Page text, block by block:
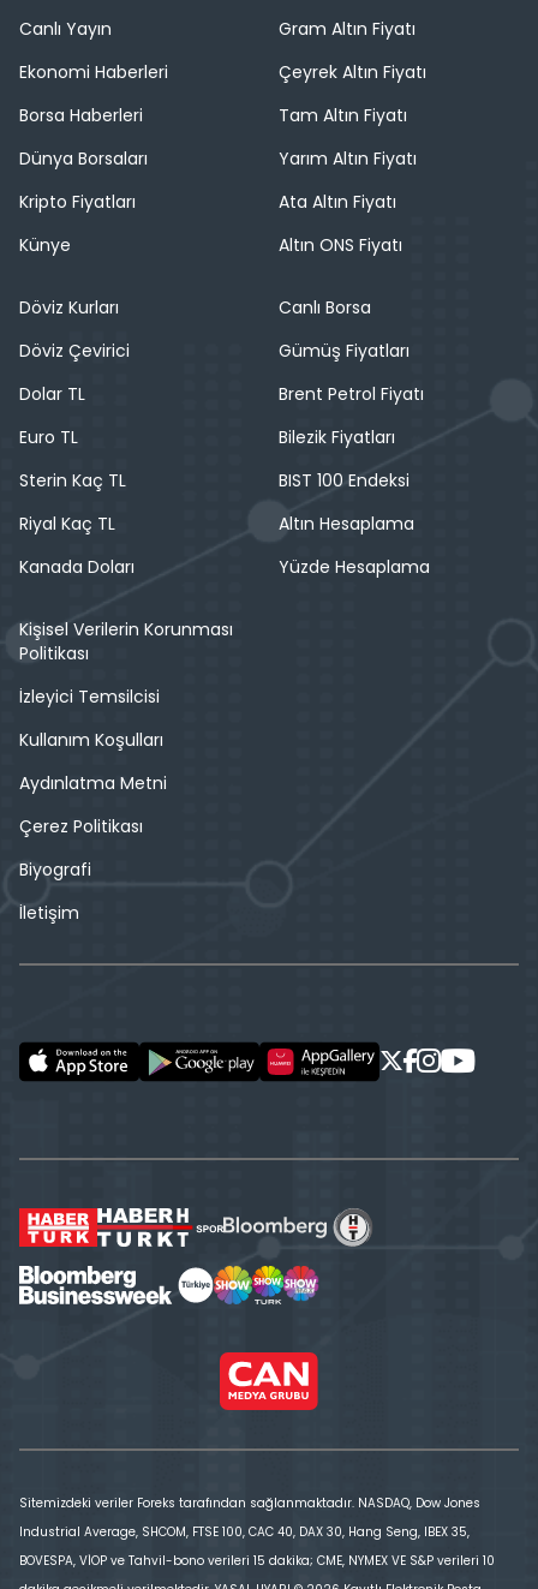
Canlı Yayın
Ekonomi Haberleri
Borsa Haberleri
Dünya Borsaları
Kripto Fiyatları
Künye
Gram Altın Fiyatı
Çeyrek Altın Fiyatı
Tam Altın Fiyatı
Yarım Altın Fiyatı
Ata Altın Fiyatı
Altın ONS Fiyatı
Döviz Kurları
Döviz Çevirici
Dolar TL
Euro TL
Sterin Kaç TL
Riyal Kaç TL
Kanada Doları
Canlı Borsa
Gümüş Fiyatları
Brent Petrol Fiyatı
Bilezik Fiyatları
BIST 100 Endeksi
Altın Hesaplama
Yüzde Hesaplama
Kişisel Verilerin Korunması
Politikası
İzleyici Temsilcisi
Kullanım Koşulları
Aydınlatma Metni
Çerez Politikası
Biyografi
İletişim
Sitemizdeki veriler Foreks tarafından sağlanmaktadır. NASDAQ, Dow Jones
Industrial Average, SHCOM, FTSE 100, CAC 40, DAX 30, Hang Seng, IBEX 35,
BOVESPA, VİOP ve Tahvil-bono verileri 15 dakika; CME, NYMEX VE S&P verileri 10